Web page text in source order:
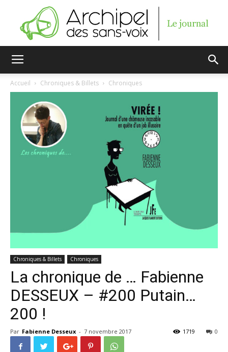
sans-
voix
Accueil Chroniques & Billets Chroniques
Chroniques & Billets Chroniques
La chronique de … Fabienne
DESSEUX – #200 Putain…
200 !
Par Fabienne Desseux - 7 novembre 2017 0
1719